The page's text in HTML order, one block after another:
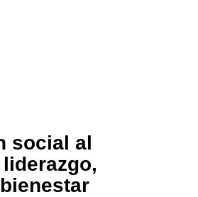
social al